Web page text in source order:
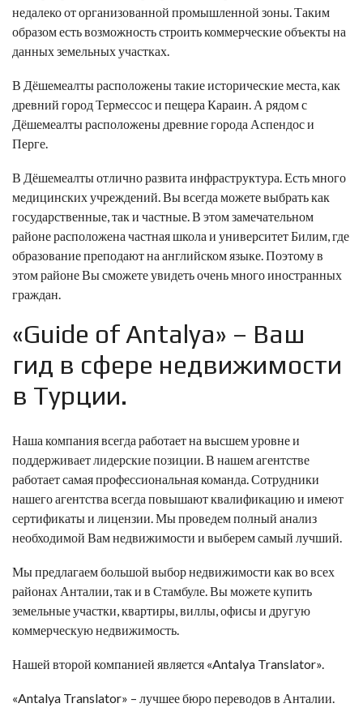
недалеко от организованной промышленной зоны. Таким
образом есть возможность строить коммерческие объекты на
данных земельных участках.
В Дёшемеалты расположены такие исторические места, как
древний город Термессос и пещера Караин. А рядом с
Дёшемеалты расположены древние города Аспендос и
Перге.
В Дёшемеалты отлично развита инфраструктура. Есть много
медицинских учреждений. Вы всегда можете выбрать как
государственные, так и частные. В этом замечательном
районе расположена частная школа и университет Билим, где
образование преподают на английском языке. Поэтому в
этом районе Вы сможете увидеть очень много иностранных
граждан.
«Guide of Antalya» – Ваш
гид в сфере недвижимости
в Турции.
Наша компания всегда работает на высшем уровне и
поддерживает лидерские позиции. В нашем агентстве
работает самая профессиональная команда. Сотрудники
нашего агентства всегда повышают квалификацию и имеют
сертификаты и лицензии. Мы проведем полный анализ
необходимой Вам недвижимости и выберем самый лучший.
Мы предлагаем большой выбор недвижимости как во всех
районах Анталии, так и в Стамбуле. Вы можете купить
земельные участки, квартиры, виллы, офисы и другую
коммерческую недвижимость.
Нашей второй компанией является «Antalya Translator».
«Antalya Translator» – лучшее бюро переводов в Анталии.